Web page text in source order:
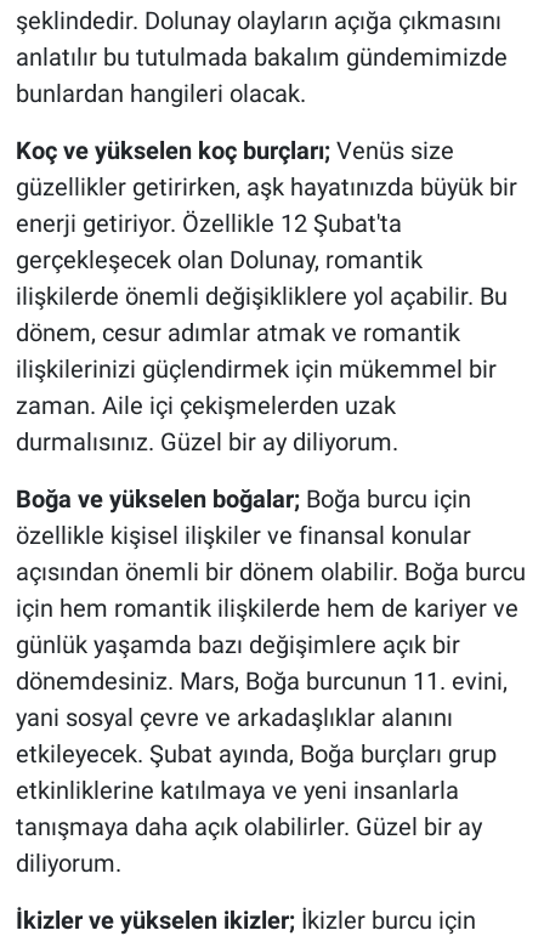
şeklindedir. Dolunay olayların açığa çıkmasını
anlatılır bu tutulmada bakalım gündemimizde
bunlardan hangileri olacak.
Koç ve yükselen koç burçları;Venüs size
güzellikler getirirken, aşk hayatınızda büyük bir
enerji getiriyor. Özellikle 12 Şubat'ta
gerçekleşecek olan Dolunay, romantik
ilişkilerde önemli değişikliklere yol açabilir. Bu
dönem, cesur adımlar atmak ve romantik
ilişkilerinizi güçlendirmek için mükemmel bir
zaman. Aile içi çekişmelerden uzak
durmalısınız. Güzel bir ay diliyorum.
Boğa ve yükselen boğalar;Boğa burcu için
özellikle kişisel ilişkiler ve finansal konular
açısından önemli bir dönem olabilir. Boğa burcu
için hem romantik ilişkilerde hem de kariyer ve
günlük yaşamda bazı değişimlere açık bir
dönemdesiniz. Mars, Boğa burcunun 11. evini,
yani sosyal çevre ve arkadaşlıklar alanını
etkileyecek. Şubat ayında, Boğa burçları grup
etkinliklerine katılmaya ve yeni insanlarla
tanışmaya daha açık olabilirler. Güzel bir ay
diliyorum.
İkizler ve yükselen ikizler;İkizler burcu için